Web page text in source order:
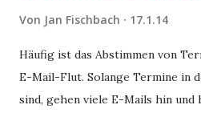
Von Jan Fischbach 17.1.14
Häufig ist das Abstimmen von
E-Mail-Flut. Solange Termine in
sind, gehen viele E-Mails hin und